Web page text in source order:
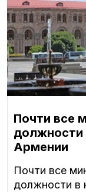
Почти все
должности
Армении
Почти все
должности в